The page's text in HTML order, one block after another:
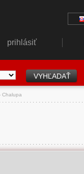
prihlásiť
Chalupa